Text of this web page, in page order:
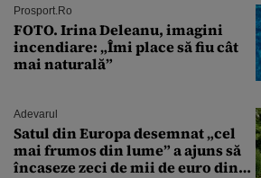
București. Pe ce dată ninge
Prosport.ro
FOTO. Irina Deleanu, imagini
incendiare: „Îmi place să fiu cât
mai naturală”
Adevarul
Satul din Europa desemnat „cel
mai frumos din lume” a ajuns să
încaseze zeci de mii de euro din